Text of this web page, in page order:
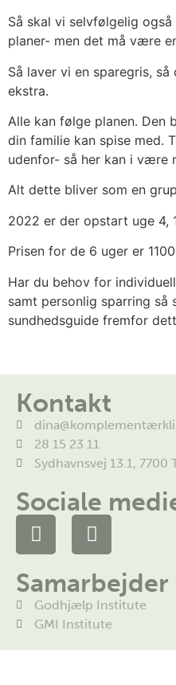
Så skal vi selvfølgelig
planer- men det må være
Så laver vi en sparegris,
ekstra.
Alle kan følge planen. Den
din familie kan spise med.
udenfor- så her kan i være
Alt dette bliver som en
2022 er der opstart uge 4,
Prisen for de 6 uger er
Har du behov for
samt personlig sparring så
sundhedsguide fremfor
Kontakt
28 15 23 11
Sydhavnsvej 13.1, 7700
Sociale
Samarbejder
Godhjælp Institute
GMI Institute